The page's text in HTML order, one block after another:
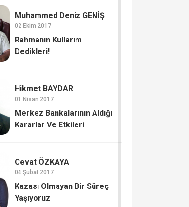
Muhammed Deniz GENİŞ
02 Ekim 2017
Rahmanın Kullarım
Dedikleri!
Hikmet BAYDAR
01 Nisan 2017
Merkez Bankalarının Aldığı
Kararlar Ve Etkileri
Cevat ÖZKAYA
04 Şubat 2017
Kazası Olmayan Bir Süreç
Yaşıyoruz